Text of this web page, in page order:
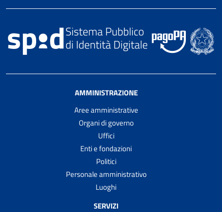
AMMINISTRAZIONE
Aree amministrative
Organi di governo
Uffici
Enti e fondazioni
Politici
Personale amministrativo
Luoghi
SERVIZI